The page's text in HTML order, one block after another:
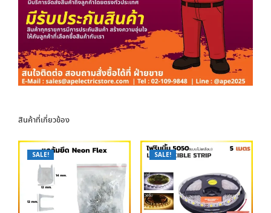
สินค้าที่เกี่ยวข้อง
SALE! SALE!